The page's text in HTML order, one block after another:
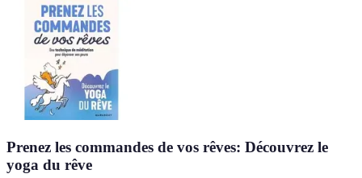
Prenez les commandes de vos rêves: Découvrez le
yoga du rêve